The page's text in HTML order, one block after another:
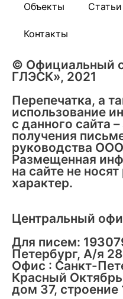
Объекты Статьи
Контакты
© Официальный
ГЛЭСК», 2021
Перепечатка, а
использование
с данного сайта
получения
руководства
Размещенная
на сайте не
характер.
Центральный
Для писем:
Петербург, А/я 28
Офис : Санкт-
Красный
дом 37, строение